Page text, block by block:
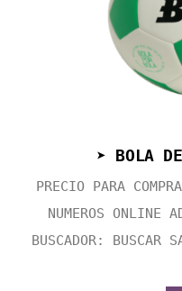
➤ BOLA
PRECIO PARA
NUMEROS ONLINE
BUSCADOR: BUSCAR